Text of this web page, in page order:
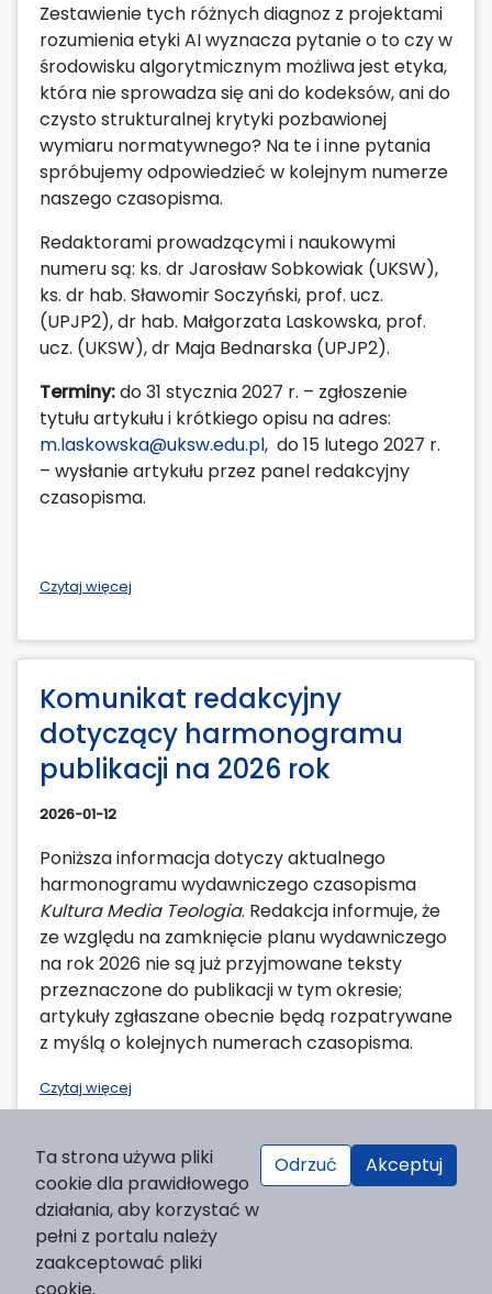
Zestawienie tych różnych diagnoz z projektami
rozumienia etyki AI wyznacza pytanie o to czy w
środowisku algorytmicznym możliwa jest etyka,
która nie sprowadza się ani do kodeksów, ani do
czysto strukturalnej krytyki pozbawionej
wymiaru normatywnego? Na te i inne pytania
spróbujemy odpowiedzieć w kolejnym numerze
naszego czasopisma.
Redaktorami prowadzącymi i naukowymi
numeru są: ks. dr Jarosław Sobkowiak (UKSW),
ks. dr hab. Sławomir Soczyński, prof. ucz.
(UPJP2), dr hab. Małgorzata Laskowska, prof.
ucz. (UKSW), dr Maja Bednarska (UPJP2).
Terminy:do 31 stycznia 2027 r. – zgłoszenie
tytułu artykułu i krótkiego opisu na adres:
m.laskowska@uksw.edu.pl, do 15 lutego 2027 r.
– wysłanie artykułu przez panel redakcyjny
czasopisma.
Czytaj więcej
Komunikat redakcyjny
dotyczący harmonogramu
publikacji na 2026 rok
2026-01-12
Poniższa informacja dotyczy aktualnego
harmonogramu wydawniczego czasopisma
Kultura Media Teologia. Redakcja informuje, że
ze względu na zamknięcie planu wydawniczego
na rok 2026 nie są już przyjmowane teksty
przeznaczone do publikacji w tym okresie;
artykuły zgłaszane obecnie będą rozpatrywane
z myślą o kolejnych numerach czasopisma.
Czytaj więcej
Ta strona używa pliki
cookie dla prawidłowego
działania, aby korzystać w
pełni z portalu należy
zaakceptować pliki
Odrzuć Akceptuj